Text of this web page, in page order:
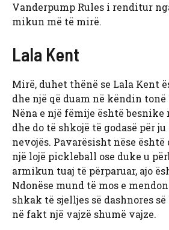
Vanderpump Rules i renditur
mikun më të mirë.
Lala Kent
Mirë, duhet thënë se Lala Kent
dhe një që duam në këndin
Nëna e një fëmije është
dhe do të shkojë të godasë për
nevojës. Pavarësisht nëse
një lojë pickleball ose duke u
armikun tuaj të përparuar, ajo
Ndonëse mund të mos e
shkak të sjelljes së dashnores
në fakt një vajzë shumë vajze.